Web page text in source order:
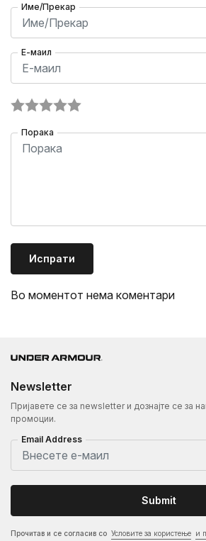
Име/Прекар
Е-маил
Порака
Испрати
Во моментот нема коментари
Newsletter
Пријавете се за newsletter и дознајте се за
промоции.
Email Address
Submit
Прочитав и се согласив со Условите за користење и